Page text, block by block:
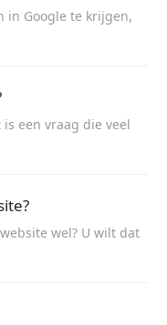
in Google te krijgen,
is een vraag die veel
wel? U wilt dat